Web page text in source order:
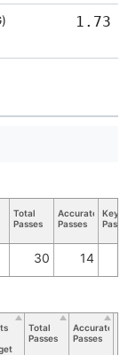
1.73
Total
Passes
Accurate
Passes
Key
Passes
30 14
Total
Passes
Accurate
Passes